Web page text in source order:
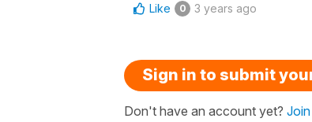
Like 0 3 years ago
Sign in to submit
Don't have an account yet?